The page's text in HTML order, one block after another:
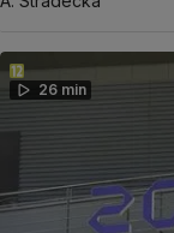
26 min